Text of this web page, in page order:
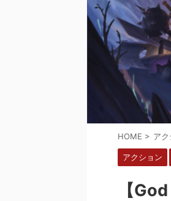
HOME > ア
アクション
【